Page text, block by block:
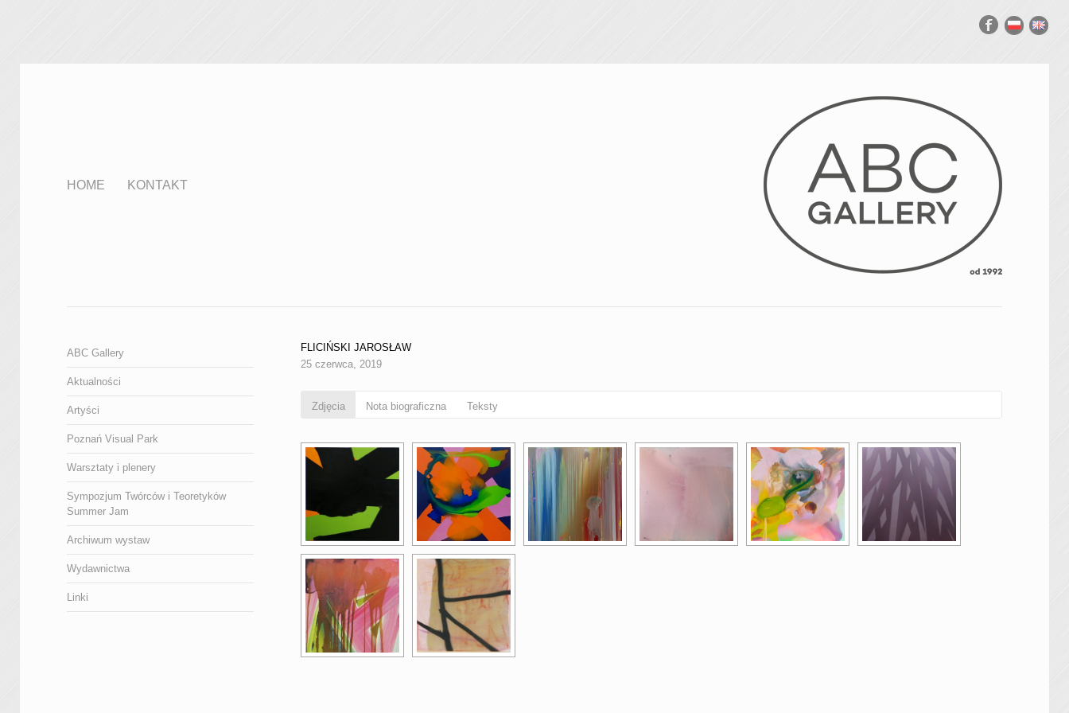
HOME KONTAKT
FLICIŃSKI JAROSŁAW
25 czerwca, 2019
Zdjęcia Nota biograficzna Teksty
ABC Gallery
Aktualności
Artyści
Poznań Visual Park
Warsztaty i plenery
Sympozjum Twórców i Teoretyków
Summer Jam
Archiwum wystaw
Wydawnictwa
Linki